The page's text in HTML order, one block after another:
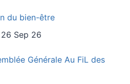
du bien-être
26 Sep 26
Générale Au FiL des